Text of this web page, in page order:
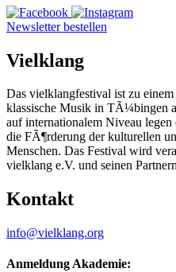
Newsletter bestellen
Vielklang
Das vielklangfestival ist zu
klassische Musik in TÃ¼bingen
auf internationalem Niveau
die FÃ¶rderung der kulturellen
Menschen. Das Festival wird
vielklang e.V. und seinen
Kontakt
info@vielklang.org
Anmeldung Akademie: